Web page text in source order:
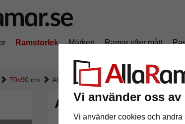
Vi använder oss
Vi använder cookies och
Ramstorlek Märken Ramar efter mått
70x90 cm Aluminiumram Arun
Aluminiumram Arun